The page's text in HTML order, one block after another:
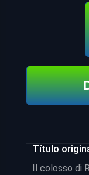
Título
Il colosso di